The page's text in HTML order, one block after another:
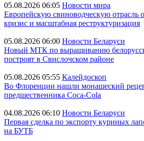
05.08.2026 06:05 Новости мира
Европейскую свиноводческую отрасль
кризис и масштабная реструктуризация
05.08.2026 06:00 Новости Беларуси
Новый МТК по выращиванию
построят в Свислочском районе
05.08.2026 05:55 Калейдоскоп
Во Флоренции нашли монашеский
предшественника Coca-Cola
04.08.2026 06:10 Новости Беларуси
Первая сделка по экспорту куриных
на БУТБ